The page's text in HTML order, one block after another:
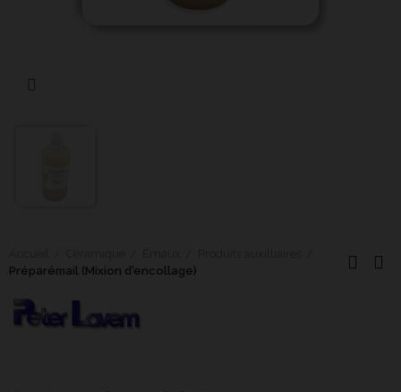
Préparémail (Mixion d'encollage)